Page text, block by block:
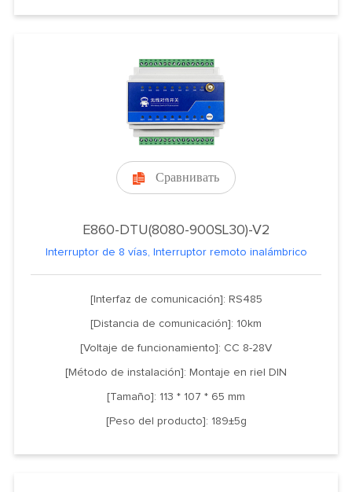
 Сравнивать
E860-DTU(8080-900SL30)-V2
Interruptor de 8 vías, Interruptor remoto inalámbrico
[Interfaz de comunicación]: RS485
[Distancia de comunicación]: 10km
[Voltaje de funcionamiento]: CC 8-28V
[Método de instalación]: Montaje en riel DIN
[Tamaño]: 113 * 107 * 65 mm
[Peso del producto]: 189±5g